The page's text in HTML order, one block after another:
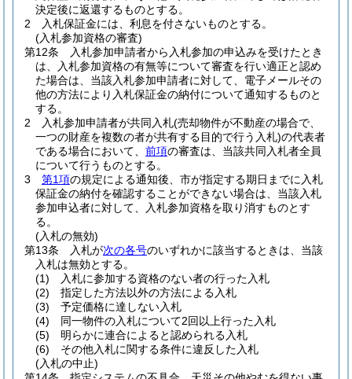
決定後に返還するものとする。
2
入札保証金には、利息を付さないものとする。
(入札参加資格の審査)
第12条
入札参加申請者から入札参加の申込みを受けたとき
は、入札参加資格の有無等について審査を行い適正と認め
た場合は、当該入札参加申請者に対して、電子メールその
他の方法により入札保証金の納付について通知するものと
する。
2
入札参加申請者が共同入札(売却物件が不動産の場合で、
一つの財産を複数の者が共有する目的で行う入札)の代表者
である場合において、 前項の審査は、当該共同入札者全員
について行うものとする。
3
第1項の規定による通知後、市が指定する期日までに入札
保証金の納付を確認することができない場合は、当該入札
参加申込者に対して、入札参加資格を取り消すものとす
る。
(入札の無効)
第13条
入札が次の各号のいずれかに該当するときは、当該
入札は無効とする。
(1)
入札に参加する資格のない者の行った入札
(2)
指定した方法以外の方法による入札
(3)
予定価格に達しない入札
(4)
同一物件の入札について2回以上行った入札
(5)
明らかに連合によると認められる入札
(6)
その他入札に関する条件に違反した入札
(入札の中止)